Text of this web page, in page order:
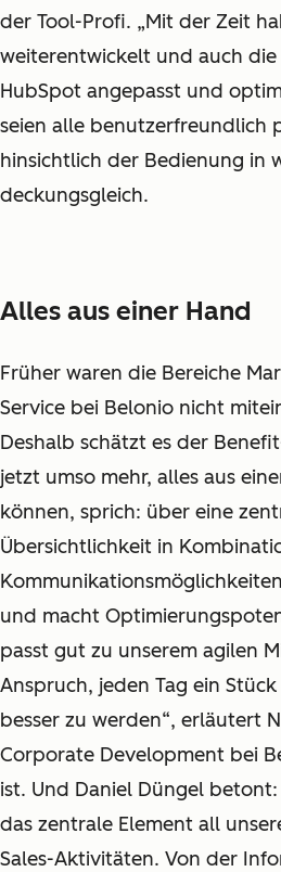
der Tool-Profi. „Mit der Zeit
weiterentwickelt und auch die
HubSpot angepasst und
seien alle benutzerfreundlich
hinsichtlich der Bedienung in
deckungsgleich.
Alles aus einer Hand
Früher waren die Bereiche
Service bei Belonio nicht
Deshalb schätzt es der
jetzt umso mehr, alles aus
können, sprich: über eine
Übersichtlichkeit in
und macht
passt gut zu unserem agilen
Anspruch, jeden Tag ein
besser zu werden“, erläutert
Corporate Development bei
ist. Und Daniel Düngel
das zentrale Element all
Sales-Aktivitäten. Von der